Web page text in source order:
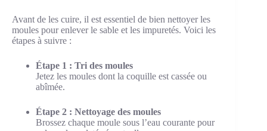
Avant de les cuire, il est essentiel de bien nettoyer les
moules pour enlever le sable et les impuretés. Voici les
étapes à suivre :
Étape 1 : Tri des moules
Jetez les moules dont la coquille est cassée ou
abîmée.
Étape 2 : Nettoyage des moules
Brossez chaque moule sous l’eau courante pour